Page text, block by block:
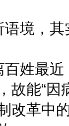
，其
最近
故能“
改革中